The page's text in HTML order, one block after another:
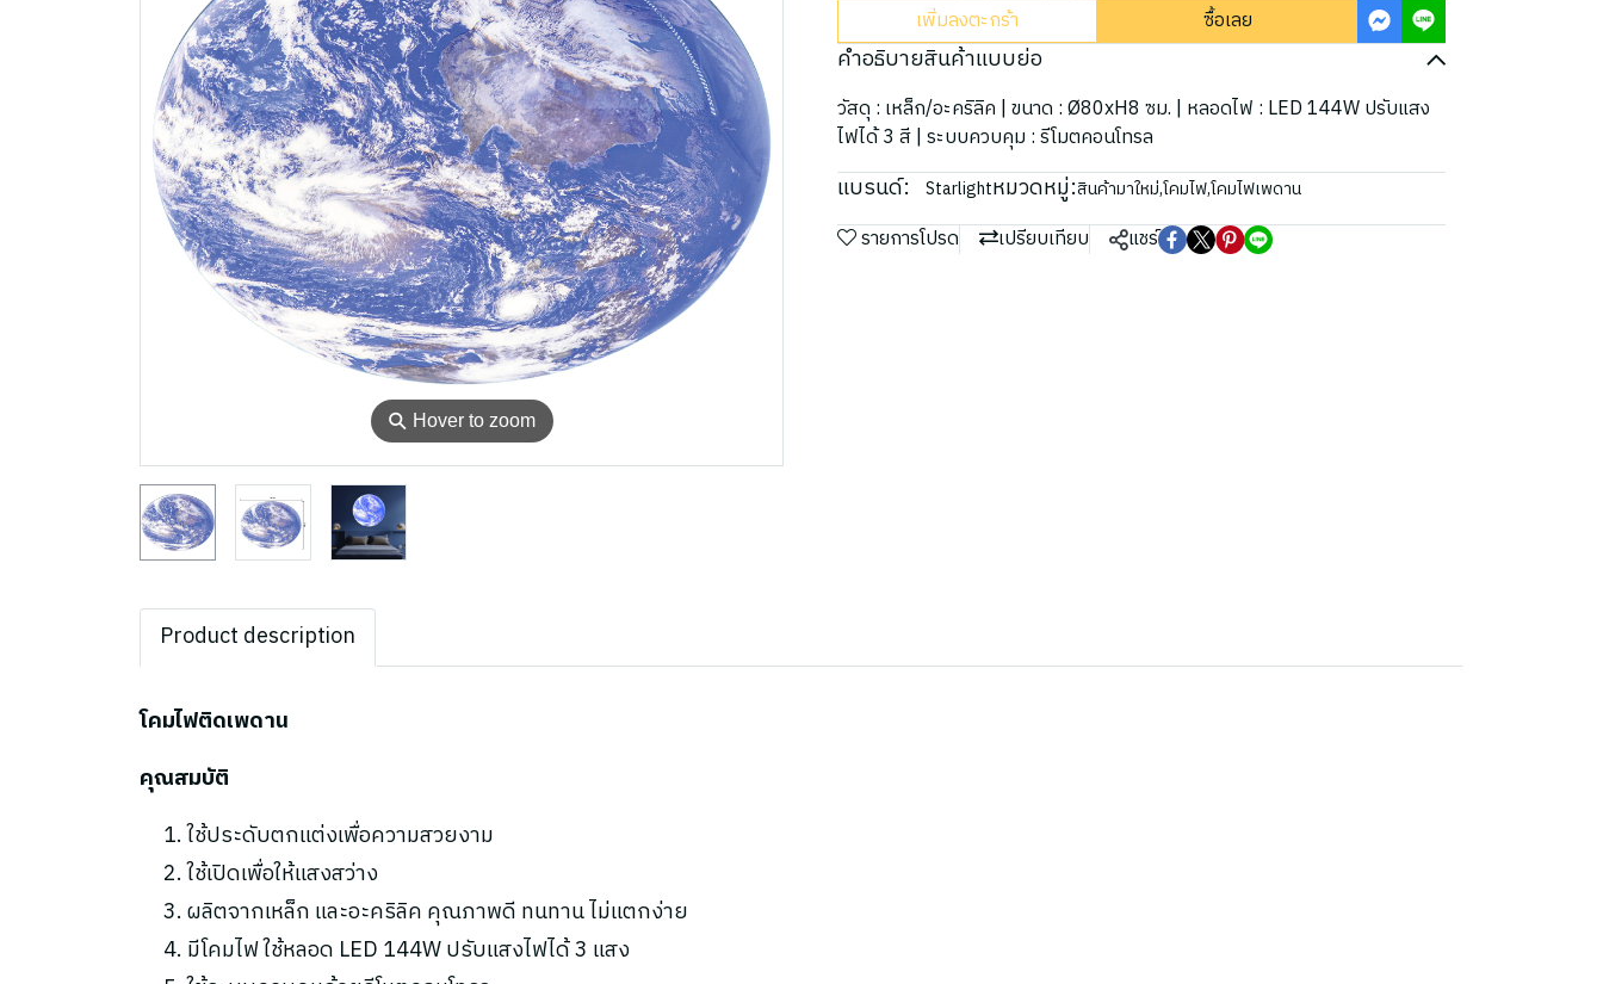
⚲ Hover to zoom
เพิ่มลงตะกร้า ซื้อเลย
คำอธิบายสินค้าแบบย่อ
วัสดุ : เหล็ก/อะคริลิค | ขนาด : Ø80xH8 ซม. | หลอดไฟ : LED 144W ปรับแสง
ไฟได้ 3 สี | ระบบควบคุม : รีโมตคอนโทรล
แบรนด์: Starlightหมวดหมู่:สินค้ามาใหม่,โคมไฟ,โคมไฟเพดาน
รายการโปรด เปรียบเทียบ แชร์
Product description
โคมไฟติดเพดาน
คุณสมบัติ
ใช้ประดับตกแต่งเพื่อความสวยงาม
ใช้เปิดเพื่อให้แสงสว่าง
ผลิตจากเหล็ก และอะคริลิค คุณภาพดี ทนทาน ไม่แตกง่าย
มีโคมไฟ ใช้หลอด LED 144W ปรับแสงไฟได้ 3 แสง